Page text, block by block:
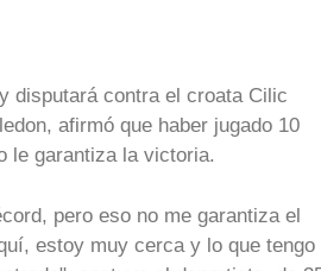
disputará contra el croata Cilic
afirmó que haber jugado 10
le garantiza la victoria.
pero eso no me garantiza el
estoy muy cerca y lo que tengo